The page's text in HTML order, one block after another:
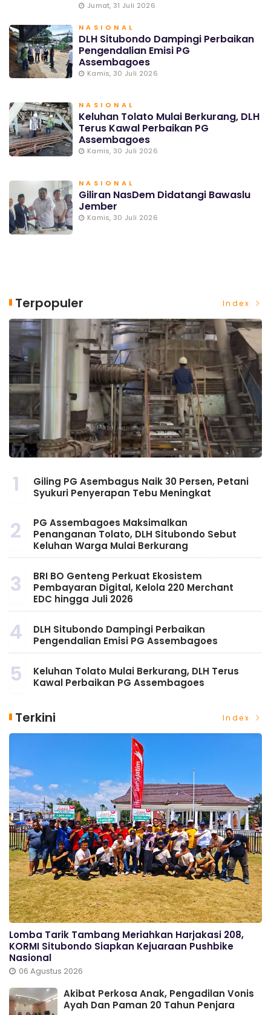
Jumat, 31 Juli 2026
NASIONAL
DLH Situbondo Dampingi Perbaikan
Pengendalian Emisi PG
Assembagoes
Kamis, 30 Juli 2026
NASIONAL
Keluhan Tolato Mulai Berkurang, DLH
Terus Kawal Perbaikan PG
Assembagoes
Kamis, 30 Juli 2026
NASIONAL
Giliran NasDem Didatangi Bawaslu
Jember
Kamis, 30 Juli 2026
Terpopuler Index
1
Giling PG Asembagus Naik 30 Persen, Petani
Syukuri Penyerapan Tebu Meningkat
2
PG Assembagoes Maksimalkan
Penanganan Tolato, DLH Situbondo Sebut
Keluhan Warga Mulai Berkurang
3
BRI BO Genteng Perkuat Ekosistem
Pembayaran Digital, Kelola 220 Merchant
EDC hingga Juli 2026
4
DLH Situbondo Dampingi Perbaikan
Pengendalian Emisi PG Assembagoes
5
Keluhan Tolato Mulai Berkurang, DLH Terus
Kawal Perbaikan PG Assembagoes
Terkini Index
Lomba Tarik Tambang Meriahkan Harjakasi 208,
KORMI Situbondo Siapkan Kejuaraan Pushbike
Nasional
06 Agustus 2026
Akibat Perkosa Anak, Pengadilan Vonis
Ayah Dan Paman 20 Tahun Penjara